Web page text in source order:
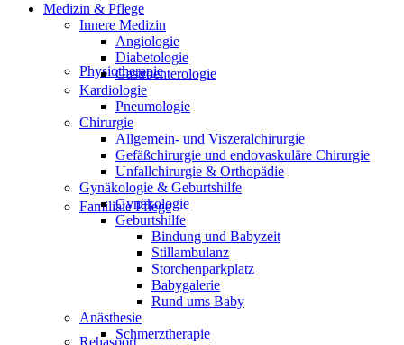
Physiotherapie
Familiale Pflege
Rehasport
Medizin & Pflege
Innere Medizin
Angiologie
Diabetologie
Gastroenterologie
Kardiologie
Pneumologie
Chirurgie
Allgemein- und Viszeralchirurgie
Gefäßchirurgie und endovaskuläre Chirurgie
Unfallchirurgie & Orthopädie
Gynäkologie & Geburtshilfe
Gynäkologie
Geburtshilfe
Bindung und Babyzeit
Stillambulanz
Storchenparkplatz
Babygalerie
Rund ums Baby
Anästhesie
Schmerztherapie